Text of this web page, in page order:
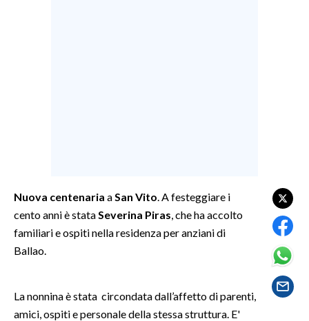
CULTURA
SALUTE
Nuova centenaria a San Vito . A festeggiare i
cento anni è stata Severina Piras , che ha accolto
familiari e ospiti nella residenza per anziani di
Ballao.
La nonnina è stata circondata dall’affetto di parenti,
amici, ospiti e personale della stessa struttura. E'